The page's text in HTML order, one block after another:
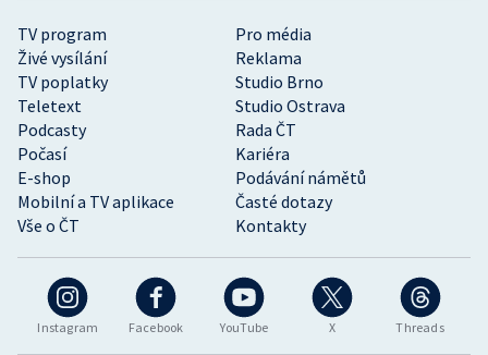
Instagram Facebook YouTube X Threads
TV program
Pro média
Živé vysílání
Reklama
TV poplatky
Studio Brno
Teletext
Studio Ostrava
Podcasty
Rada ČT
Počasí
Kariéra
E-shop
Podávání námětů
Mobilní a TV aplikace
Časté dotazy
Vše o ČT
Kontakty